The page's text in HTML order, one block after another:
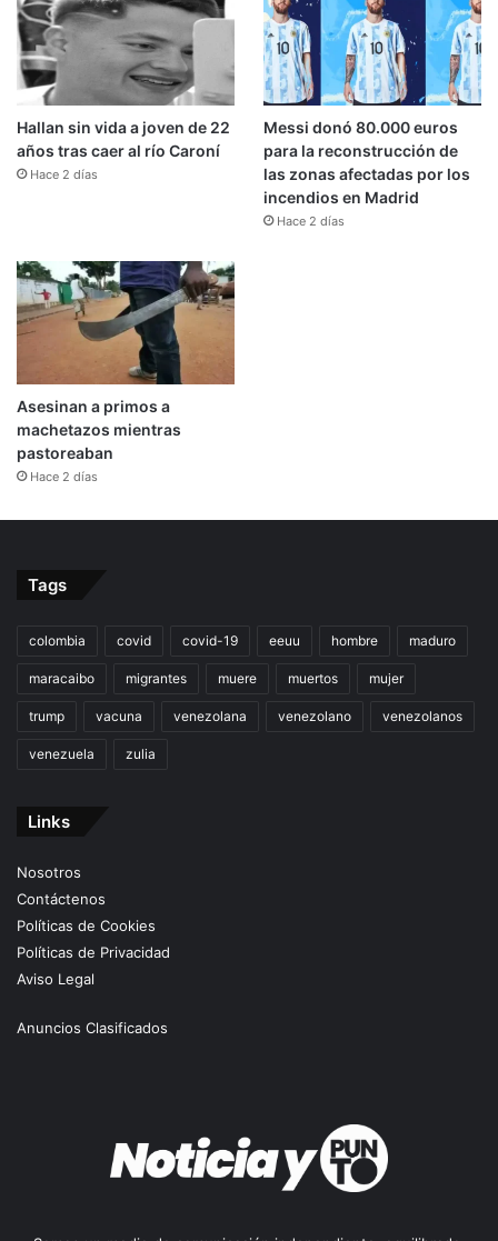
Hallan sin vida a joven de 22
años tras caer al río Caroní
Hace 2 días
Messi donó 80.000 euros
para la reconstrucción de
las zonas afectadas por los
incendios en Madrid
Hace 2 días
Asesinan a primos a
machetazos mientras
pastoreaban
Hace 2 días
Tags
colombia covid covid-19 eeuu hombre maduro
maracaibo migrantes muere muertos mujer
trump vacuna venezolana venezolano venezolanos
venezuela zulia
Links
Nosotros
Contáctenos
Políticas de Cookies
Políticas de Privacidad
Aviso Legal
Anuncios Clasificados